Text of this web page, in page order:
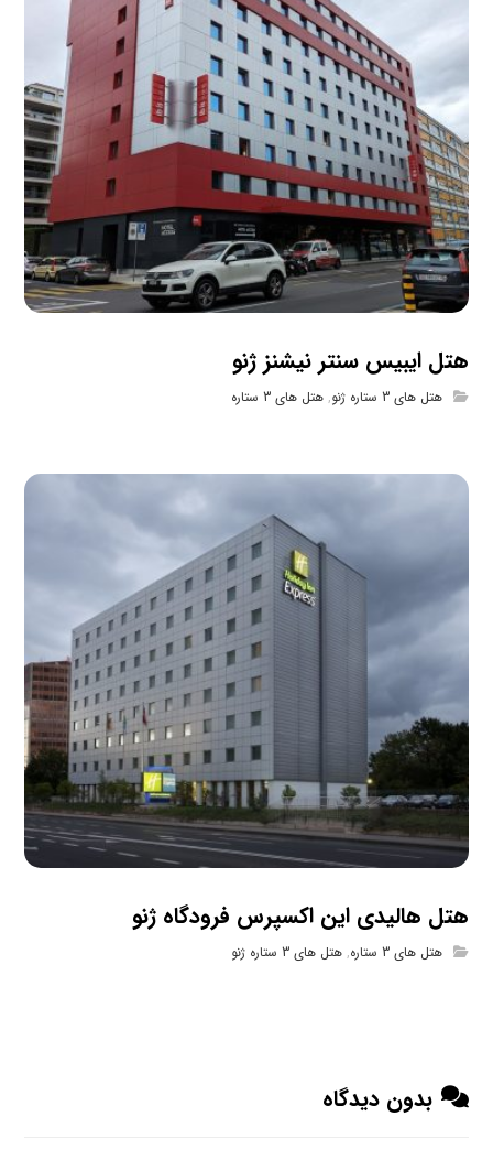
هتل ایبیس سنتر نیشنز ژنو
هتل های 3 ستاره ژنو ,هتل های 3 ستاره
هتل هالیدی این اکسپرس فرودگاه ژنو
هتل های 3 ستاره ,هتل های 3 ستاره ژنو
بدون دیدگاه